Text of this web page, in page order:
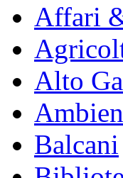
Affari
Alto
Balcani